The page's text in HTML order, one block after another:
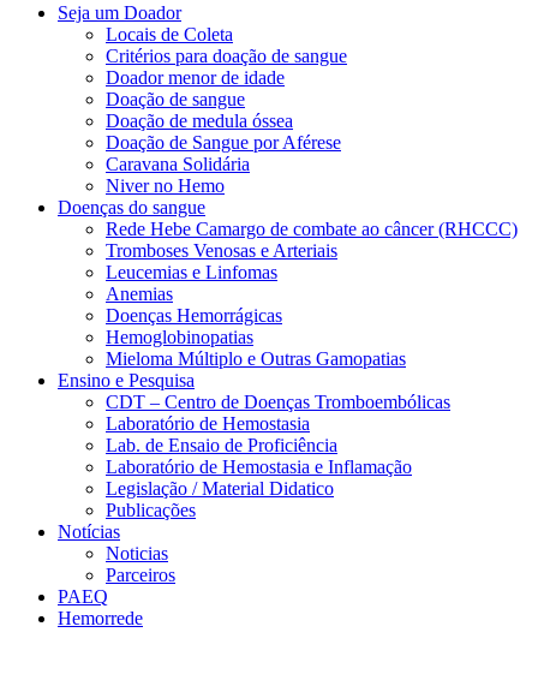
Seja um Doador
Locais de Coleta
Critérios para doação de sangue
Doador menor de idade
Doação de sangue
Doação de medula óssea
Doação de Sangue por Aférese
Caravana Solidária
Niver no Hemo
Doenças do sangue
Rede Hebe Camargo de combate ao câncer (RHCCC)
Tromboses Venosas e Arteriais
Leucemias e Linfomas
Anemias
Doenças Hemorrágicas
Hemoglobinopatias
Mieloma Múltiplo e Outras Gamopatias
Ensino e Pesquisa
CDT – Centro de Doenças Tromboembólicas
Laboratório de Hemostasia
Lab. de Ensaio de Proficiência
Laboratório de Hemostasia e Inflamação
Legislação / Material Didatico
Publicações
Notícias
Noticias
Parceiros
PAEQ
Hemorrede